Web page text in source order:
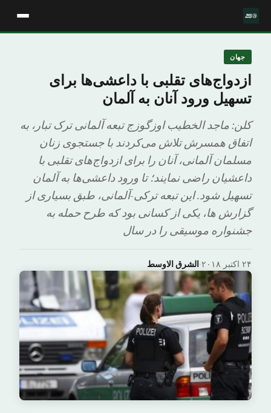
جهان
ازدواج‌های تقلبی با داعشی‌ها برای
تسهیل ورود آنان به آلمان
کلن: ماجد الخطیب اوزگوزج تبعه آلمانی ترک تبار، به
اتفاق همسرش تلاش می‌کردند با جستجوی زنان
مسلمان آلمانی، آنان را برای ازدواج‌های تقلبی با
داعشیان راضی نمایند؛ تا ورود داعشی‌ها به آلمان
تسهیل شود. این تبعه ترکی-آلمانی، طبق بسیاری از
گزارش ها، یکی از کسانی بود که طرح حمله به
جشنواره موسیقی را در سال
الشرق الاوسط· ۲۴ اکتبر ۲۰۱۸